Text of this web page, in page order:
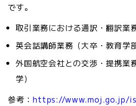
です。
取引業務における通訳・翻訳業
英会話講師業務（大卒・教育学部
外国航空会社との交渉・提携業
学）
参考： https://www.moj.go.jp/